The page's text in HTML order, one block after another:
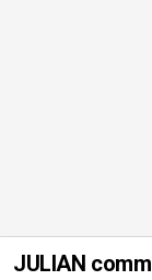
JULIAN